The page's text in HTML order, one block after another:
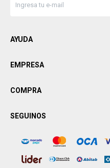
AYUDA
EMPRESA
COMPRA
SEGUINOS